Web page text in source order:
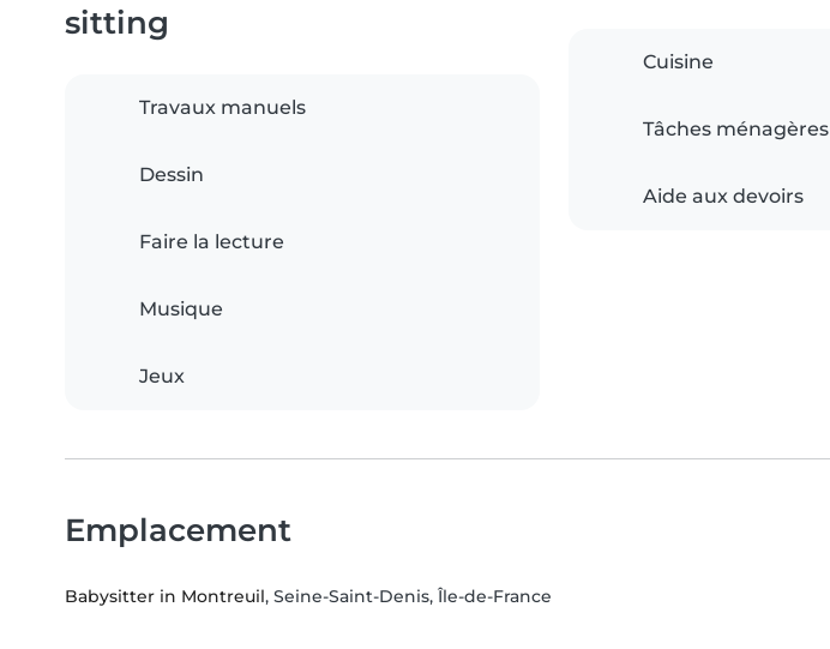
sitting
Travaux manuels
Dessin
Faire la lecture
Musique
Jeux
Cuisine
Tâches ménagères
Aide aux devoirs
Emplacement
Babysitter in Montreuil, Seine-Saint-Denis, Île-de-France